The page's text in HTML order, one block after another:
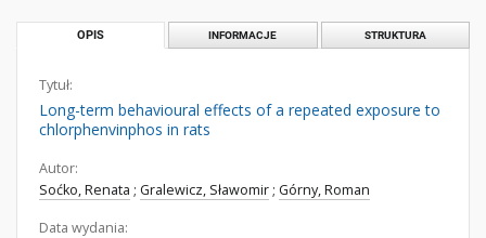
OPIS INFORMACJE STRUKTURA
Tytuł:
Long-term behavioural effects of a repeated exposure to
chlorphenvinphos in rats
Autor:
Soćko, Renata ; Gralewicz, Sławomir ; Górny, Roman
Data wydania: